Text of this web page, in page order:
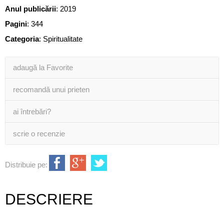
Anul publicării: 2019
Pagini: 344
Categoria: Spiritualitate
adaugă la Favorite
recomandă unui prieten
ai întrebări?
scrie o recenzie
Distribuie pe:
DESCRIERE